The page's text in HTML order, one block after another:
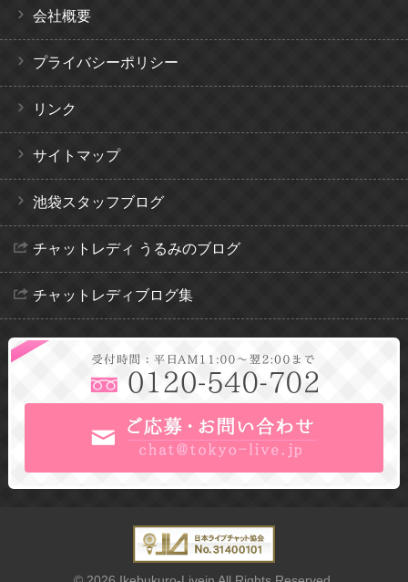
会社概要
プライバシーポリシー
リンク
サイトマップ
池袋スタッフブログ
チャットレディ うるみのブログ
チャットレディブログ集